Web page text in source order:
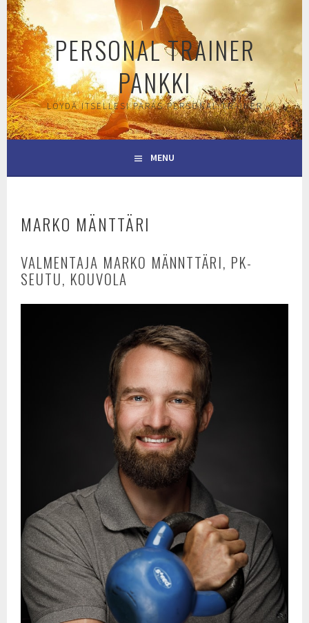
Skip
to
content
PERSONAL TRAINER
PANKKI
LÖYDÄ ITSELLESI PARAS PERSONAL TRAINER
MENU
MARKO MÄNTTÄRI
VALMENTAJA MARKO MÄNNTTÄRI, PK-
SEUTU, KOUVOLA